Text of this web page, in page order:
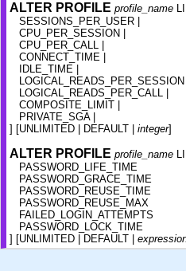
ALTER PROFILE profile_name
SESSIONS_PER_USER |
CPU_PER_SESSION |
CPU_PER_CALL |
CONNECT_TIME |
IDLE_TIME |
LOGICAL_READS_PER_SESSION |
LOGICAL_READS_PER_CALL |
COMPOSITE_LIMIT |
PRIVATE_SGA |
] [UNLIMITED | DEFAULT | integer]
ALTER PROFILE profile_name
PASSWORD_LIFE_TIME
PASSWORD_GRACE_TIME
PASSWORD_REUSE_TIME
PASSWORD_REUSE_MAX
FAILED_LOGIN_ATTEMPTS
PASSWORD_LOCK_TIME
] [UNLIMITED | DEFAULT |